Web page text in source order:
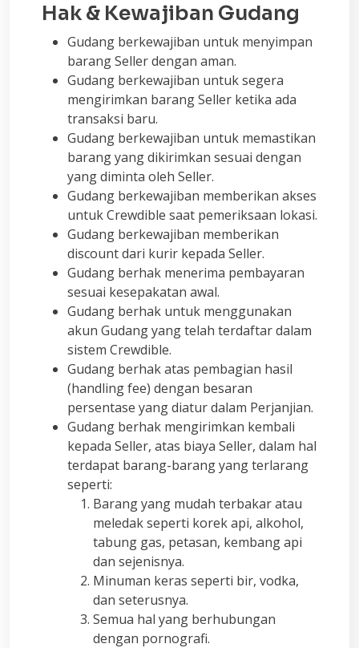
Hak & Kewajiban Gudang
Gudang berkewajiban untuk menyimpan
barang Seller dengan aman.
Gudang berkewajiban untuk segera
mengirimkan barang Seller ketika ada
transaksi baru.
Gudang berkewajiban untuk memastikan
barang yang dikirimkan sesuai dengan
yang diminta oleh Seller.
Gudang berkewajiban memberikan akses
untuk Crewdible saat pemeriksaan lokasi.
Gudang berkewajiban memberikan
discount dari kurir kepada Seller.
Gudang berhak menerima pembayaran
sesuai kesepakatan awal.
Gudang berhak untuk menggunakan
akun Gudang yang telah terdaftar dalam
sistem Crewdible.
Gudang berhak atas pembagian hasil
(handling fee) dengan besaran
persentase yang diatur dalam Perjanjian.
Gudang berhak mengirimkan kembali
kepada Seller, atas biaya Seller, dalam hal
terdapat barang-barang yang terlarang
seperti:
Barang yang mudah terbakar atau
meledak seperti korek api, alkohol,
tabung gas, petasan, kembang api
dan sejenisnya.
Minuman keras seperti bir, vodka,
dan seterusnya.
Semua hal yang berhubungan
dengan pornografi.